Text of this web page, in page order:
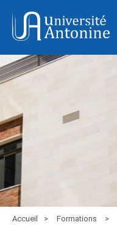
Accueil Formations